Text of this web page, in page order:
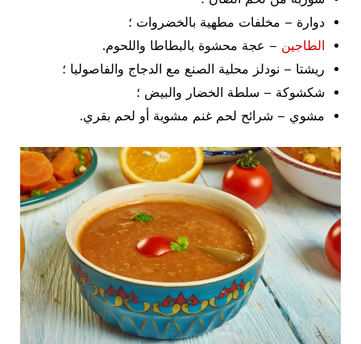
دوارة – مخلفات مطهية بالخضروات ؛
الطاجين – عجة محشوة بالبطاطا واللحوم.
ريشتا – نودلز محلية الصنع مع الدجاج والفاصوليا ؛
شكشوكة – سلطة الخضار والبيض ؛
مشوي – شرائح لحم غنم مشوية أو لحم بقري.